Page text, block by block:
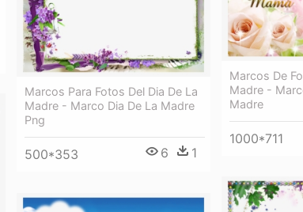
Marcos De
Madre -
Madre
1000*711
Marcos Para Fotos Del Dia De La
Madre - Marco Dia De La Madre
Png
500*353 6 1